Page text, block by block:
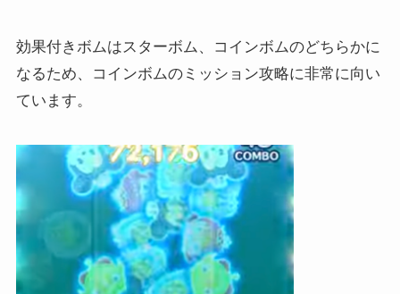
効果付きボムはスターボム、コインボムのどちらかに
なるため、コインボムのミッション攻略に非常に向い
ています。